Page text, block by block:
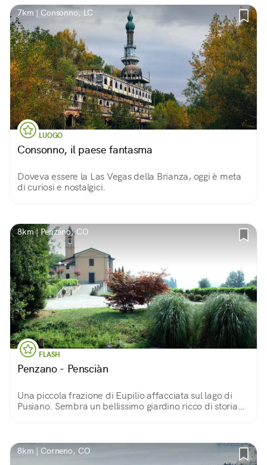
7km | Consonno, LC
LUOGO
Consonno, il paese fantasma
Doveva essere la Las Vegas della Brianza, oggi è meta
di curiosi e nostalgici.
8km | Penzano, CO
FLASH
Penzano - Pensciàn
Una piccola frazione di Eupilio affacciata sul lago di
Pusiano. Sembra un bellissimo giardino ricco di storia
8km | Corneno, CO